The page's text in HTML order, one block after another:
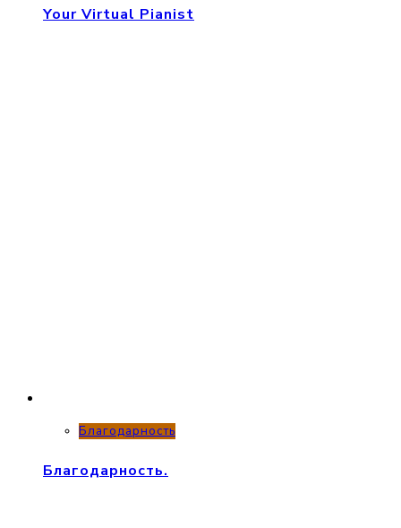
Your Virtual Pianist
Благодарность
Благодарность.